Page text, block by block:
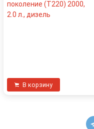
В корзину